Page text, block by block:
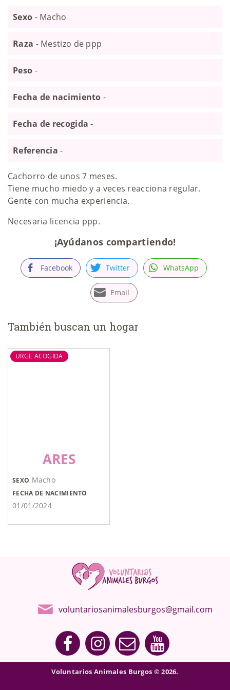
Sexo - Macho
Raza - Mestizo de ppp
Peso -
Fecha de nacimiento -
Fecha de recogida -
Referencia -
Cachorro de unos 7 meses.
Tiene mucho miedo y a veces reacciona regular.
Gente con mucha experiencia.
Necesaria licencia ppp.
¡Ayúdanos compartiendo!
Facebook Twitter WhatsApp
Email
También buscan un hogar
URGE ACOGIDA
ARES
SEXO Macho
FECHA DE NACIMIENTO
01/01/2024
voluntariosanimalesburgos@gmail.com
Voluntarios Animales Burgos © 2026.